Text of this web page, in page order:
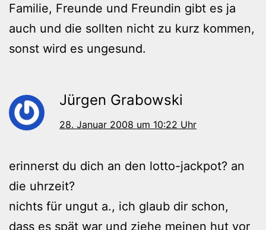
Familie, Freunde und Freundin gibt es ja
auch und die sollten nicht zu kurz kommen,
sonst wird es ungesund.
Jürgen Grabowski
28. Januar 2008 um 10:22 Uhr
erinnerst du dich an den lotto-jackpot? an
die uhrzeit?
nichts für ungut a., ich glaub dir schon,
dass es spät war und ziehe meinen hut vor